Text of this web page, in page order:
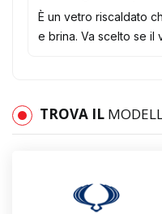
È un vetro riscaldato
e brina. Va scelto se il
TROVA IL